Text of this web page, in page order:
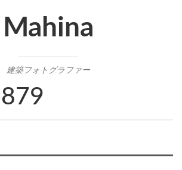
Mahina
建築フォトグラファー